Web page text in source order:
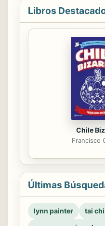
Libros
Chile
Francisco
Últimas
lynn painter tai chi